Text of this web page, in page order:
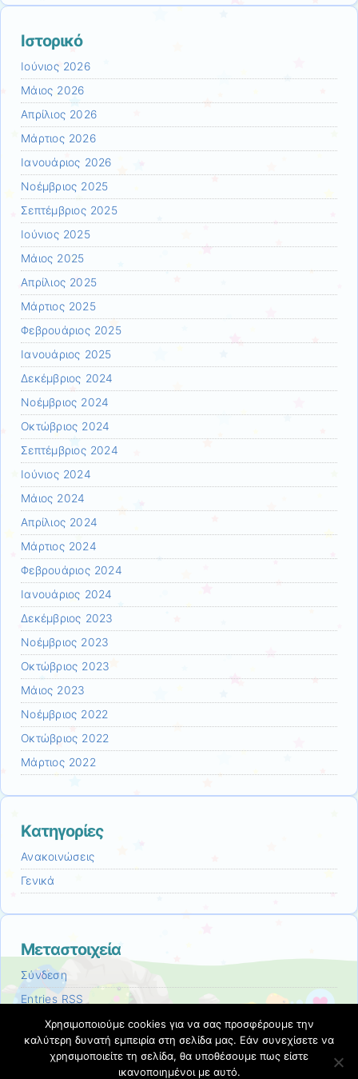
Ιστορικό
Ιούνιος 2026
Μάιος 2026
Απρίλιος 2026
Μάρτιος 2026
Ιανουάριος 2026
Νοέμβριος 2025
Σεπτέμβριος 2025
Ιούνιος 2025
Μάιος 2025
Απρίλιος 2025
Μάρτιος 2025
Φεβρουάριος 2025
Ιανουάριος 2025
Δεκέμβριος 2024
Νοέμβριος 2024
Οκτώβριος 2024
Σεπτέμβριος 2024
Ιούνιος 2024
Μάιος 2024
Απρίλιος 2024
Μάρτιος 2024
Φεβρουάριος 2024
Ιανουάριος 2024
Δεκέμβριος 2023
Νοέμβριος 2023
Οκτώβριος 2023
Μάιος 2023
Νοέμβριος 2022
Οκτώβριος 2022
Μάρτιος 2022
Kατηγορίες
Ανακοινώσεις
Γενικά
Μεταστοιχεία
Σύνδεση
Entries RSS
CommentsRSS
Εκπαιδευτικές Κοινότητες & Ιστολόγια ΠΣΔ
Χρησιμοποιούμε cookies για να σας προσφέρουμε την
καλύτερη δυνατή εμπειρία στη σελίδα μας. Εάν συνεχίσετε να
χρησιμοποιείτε τη σελίδα, θα υποθέσουμε πως είστε
ικανοποιημένοι με αυτό.